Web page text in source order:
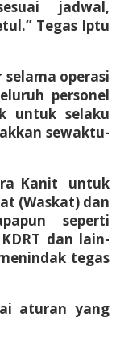
jadwal,
Tegas Iptu
operasi
personel
untuk selaku
sewaktu-
Kanit untuk
(Waskat) dan
seperti
dan lain-
tegas
aturan yang